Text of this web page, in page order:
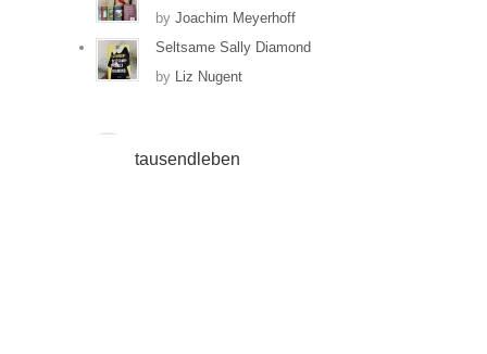
by Joachim Meyerhoff
Seltsame Sally Diamond
by Liz Nugent
tausendleben